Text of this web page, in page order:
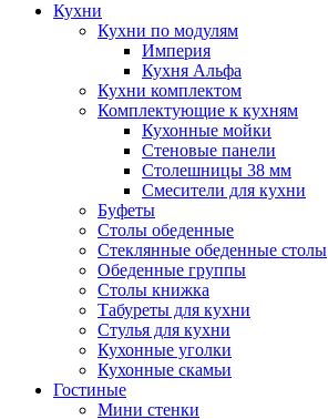
Кухни
Кухни по модулям
Империя
Кухня Альфа
Кухни комплектом
Комплектующие к кухням
Кухонные мойки
Стеновые панели
Столешницы 38 мм
Смесители для кухни
Буфеты
Столы обеденные
Стеклянные обеденные столы
Обеденные группы
Столы книжка
Табуреты для кухни
Стулья для кухни
Кухонные уголки
Кухонные скамьи
Гостиные
Мини стенки